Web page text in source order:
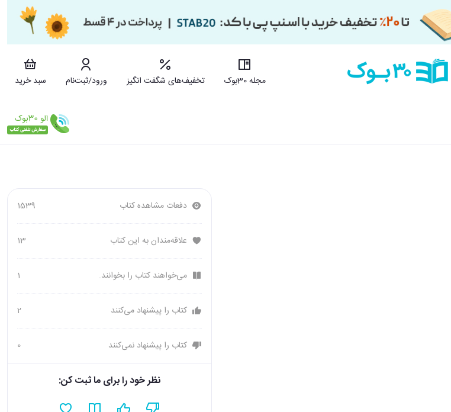
مجله 30بوک تخفیف‌های شگفت انگیز ورود/ثبت‌نام
سبد خرید
دفعات مشاهده کتاب 1539
علاقه‌مندان به این کتاب 13
می‌خواهند کتاب را بخوانند. 1
کتاب را پیشنهاد می‌کنند 2
کتاب را پیشنهاد نمی‌کنند 0
نظر خود را برای ما ثبت کن: